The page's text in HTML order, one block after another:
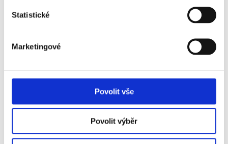
Statistické
Marketingové
Povolit vše
Povolit výběr
Z centra na nové nádraží bulvárem. Stavba jeho severní